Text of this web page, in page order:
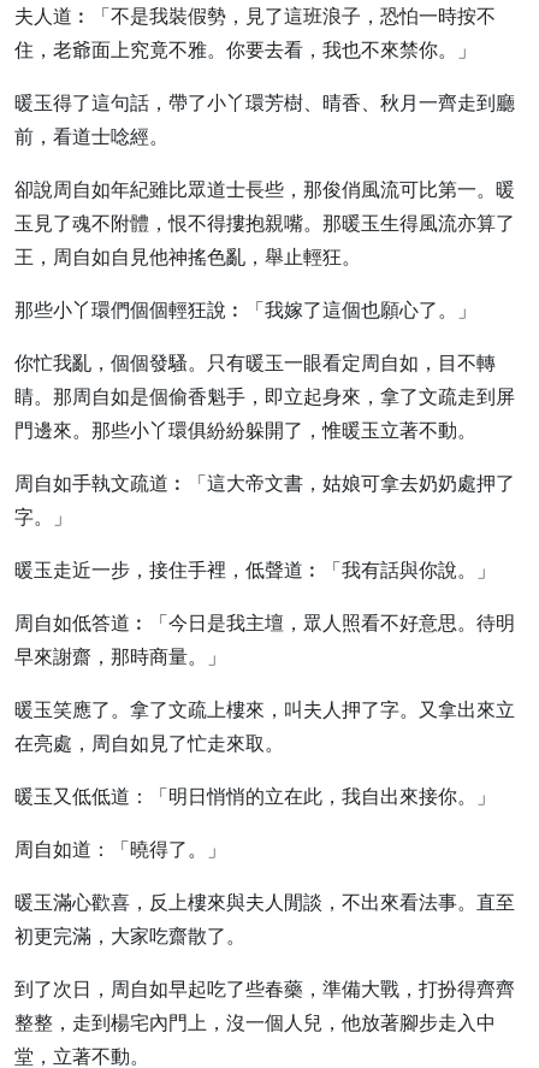
夫人道︰「不是我裝假勢，見了這班浪子，恐怕一時按不
住，老爺面上究竟不雅。你要去看，我也不來禁你。」
暖玉得了這句話，帶了小丫環芳樹、晴香、秋月一齊走到廳
前，看道士唸經。
卻說周自如年紀雖比眾道士長些，那俊俏風流可比第一。暖
玉見了魂不附體，恨不得摟抱親嘴。那暖玉生得風流亦算了
王，周自如自見他神搖色亂，舉止輕狂。
那些小丫環們個個輕狂說︰「我嫁了這個也願心了。」
你忙我亂，個個發騷。只有暖玉一眼看定周自如，目不轉
睛。那周自如是個偷香魁手，即立起身來，拿了文疏走到屏
門邊來。那些小丫環俱紛紛躲開了，惟暖玉立著不動。
周自如手執文疏道︰「這大帝文書，姑娘可拿去奶奶處押了
字。」
暖玉走近一步，接住手裡，低聲道︰「我有話與你說。」
周自如低答道︰「今日是我主壇，眾人照看不好意思。待明
早來謝齋，那時商量。」
暖玉笑應了。拿了文疏上樓來，叫夫人押了字。又拿出來立
在亮處，周自如見了忙走來取。
暖玉又低低道：「明日悄悄的立在此，我自出來接你。」
周自如道：「曉得了。」
暖玉滿心歡喜，反上樓來與夫人閒談，不出來看法事。直至
初更完滿，大家吃齋散了。
到了次日，周自如早起吃了些春藥，準備大戰，打扮得齊齊
整整，走到楊宅內門上，沒一個人兒，他放著腳步走入中
堂，立著不動。